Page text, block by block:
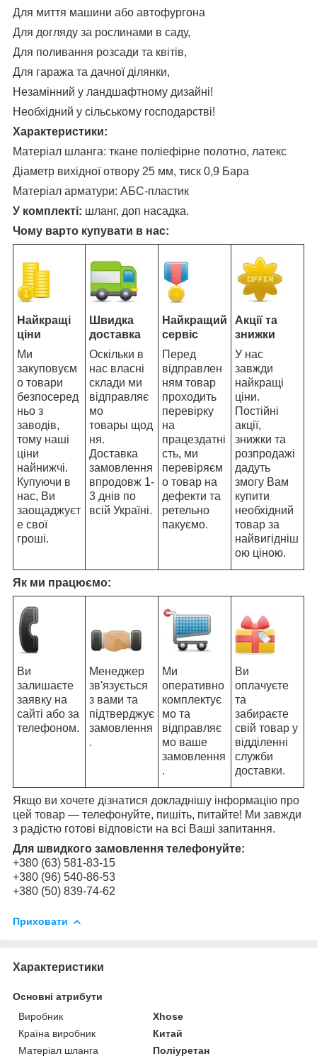
Для миття машини або автофургона
Для догляду за рослинами в саду,
Для поливання розсади та квітів,
Для гаража та дачної ділянки,
Незамінний у ландшафтному дизайні!
Необхідний у сільському господарстві!
Характеристики:
Матеріал шланга: ткане поліефірне полотно, латекс
Діаметр вихідної отвору 25 мм, тиск 0,9 Бара
Матеріал арматури: АБС-пластик
У комплекті: шланг, доп насадка.
Чому варто купувати в нас:
Найкращі
ціни
Ми
закуповуєм
о товари
безпосеред
ньо з
заводів,
тому наші
ціни
найнижчі.
Купуючи в
нас, Ви
заощаджуєт
е свої
гроші.
Швидка
доставка
Оскільки в
нас власні
склади ми
відправляє
мо
товары щод
ня.
Доставка
замовлення
впродовж 1-
3 днів по
всій Україні.
Найкращий
сервіс
Перед
відправлен
ням товар
проходить
перевірку
на
працездатні
сть, ми
перевіряєм
о товар на
дефекти та
ретельно
пакуємо.
Акції та
знижки
У нас
завжди
найкращі
ціни.
Постійні
акції,
знижки та
розпродажі
дадуть
змогу Вам
купити
необхідний
товар за
найвигідніш
ою ціною.
Як ми працюємо:
Ви
залишаєте
заявку на
сайті або за
телефоном.
Менеджер
зв'язується
з вами та
підтверджує
замовлення
.
Ми
оперативно
комплектує
мо та
відправляє
мо ваше
замовлення
.
Ви
оплачуєте
та
забираєте
свій товар у
відділенні
служби
доставки.
Якщо ви хочете дізнатися докладнішу інформацію про
цей товар — телефонуйте, пишіть, питайте! Ми завжди
з радістю готові відповісти на всі Ваші запитання.
Для швидкого замовлення телефонуйте:
+380 (63) 581-83-15
+380 (96) 540-86-53
+380 (50) 839-74-62
Приховати
Характеристики
Основні атрибути
Виробник
Xhose
Країна виробник
Китай
Матеріал шланга
Поліуретан